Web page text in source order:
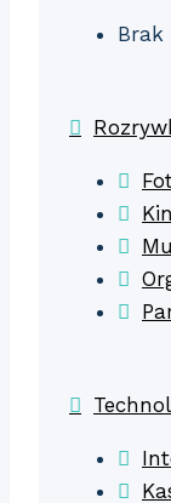
Brak